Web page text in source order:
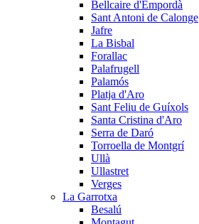
Bellcaire d'Empordà
Sant Antoni de Calonge
Jafre
La Bisbal
Forallac
Palafrugell
Palamós
Platja d'Aro
Sant Feliu de Guíxols
Santa Cristina d'Aro
Serra de Daró
Torroella de Montgrí
Ullà
Ullastret
Verges
La Garrotxa
Besalú